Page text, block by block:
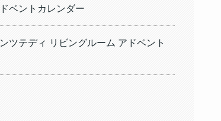
ベントカレンダー
ツテディ リビングルーム アドベント